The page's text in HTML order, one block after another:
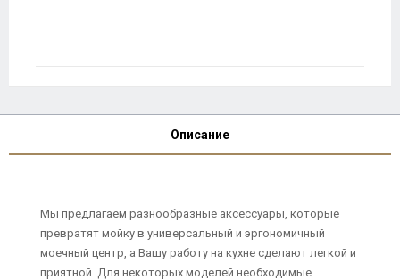
Описание
Мы предлагаем разнообразные аксессуары, которые
превратят мойку в универсальный и эргономичный
моечный центр, а Вашу работу на кухне сделают легкой и
приятной. Для некоторых моделей необходимые